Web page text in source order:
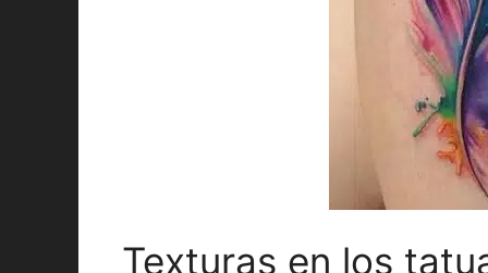
Texturas en los